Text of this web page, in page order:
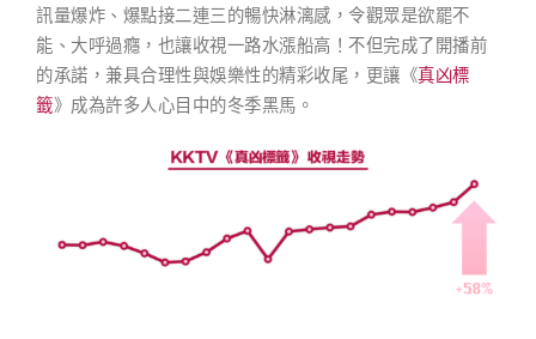
訊量爆炸、爆點接二連三的暢快淋漓感，令觀眾是欲罷不
能、大呼過癮，也讓收視一路水漲船高！不但完成了開播前
的承諾，兼具合理性與娛樂性的精彩收尾，更讓《真凶標
籤》成為許多人心目中的冬季黑馬。